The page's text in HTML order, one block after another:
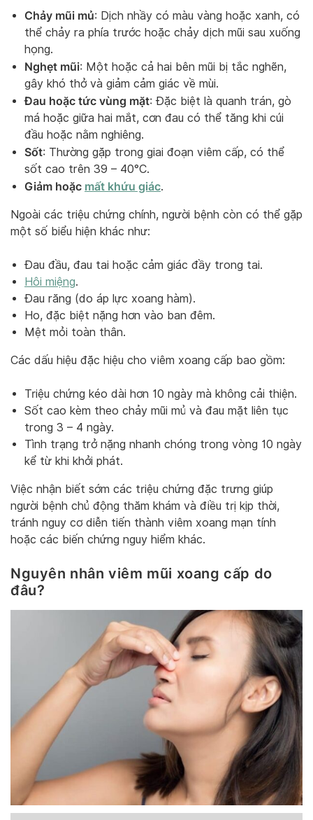
Chảy mũi mủ: Dịch nhầy có màu vàng hoặc xanh, có
thể chảy ra phía trước hoặc chảy dịch mũi sau xuống
họng.
Nghẹt mũi: Một hoặc cả hai bên mũi bị tắc nghẽn,
gây khó thở và giảm cảm giác về mùi.
Đau hoặc tức vùng mặt: Đặc biệt là quanh trán, gò
má hoặc giữa hai mắt, cơn đau có thể tăng khi cúi
đầu hoặc nằm nghiêng.
Sốt: Thường gặp trong giai đoạn viêm cấp, có thể
sốt cao trên 39 – 40°C.
Giảm hoặc mất khứu giác.
Ngoài các triệu chứng chính, người bệnh còn có thể gặp
một số biểu hiện khác như:
Đau đầu, đau tai hoặc cảm giác đầy trong tai.
Hôi miệng.
Đau răng (do áp lực xoang hàm).
Ho, đặc biệt nặng hơn vào ban đêm.
Mệt mỏi toàn thân.
Các dấu hiệu đặc hiệu cho viêm xoang cấp bao gồm:
Triệu chứng kéo dài hơn 10 ngày mà không cải thiện.
Sốt cao kèm theo chảy mũi mủ và đau mặt liên tục
trong 3 – 4 ngày.
Tình trạng trở nặng nhanh chóng trong vòng 10 ngày
kể từ khi khởi phát.
Việc nhận biết sớm các triệu chứng đặc trưng giúp
người bệnh chủ động thăm khám và điều trị kịp thời,
tránh nguy cơ diễn tiến thành viêm xoang mạn tính
hoặc các biến chứng nguy hiểm khác.
Nguyên nhân viêm mũi xoang cấp do
đâu?